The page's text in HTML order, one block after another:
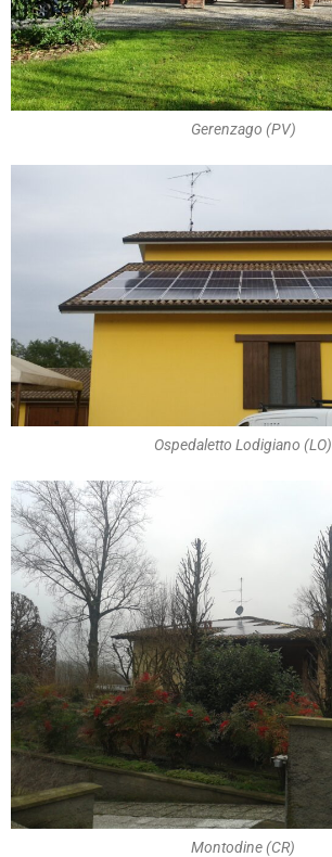
Gerenzago (PV)
Ospedaletto Lodigiano (LO)
Montodine (CR)